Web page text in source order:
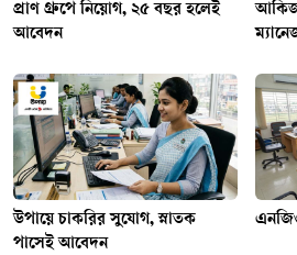
প্রাণ গ্রুপে নিয়োগ, ২৫ বছর হলেই
আবেদন
আকিজ
উপায়ে চাকরির সুযোগ, স্নাতক
পাসেই আবেদন